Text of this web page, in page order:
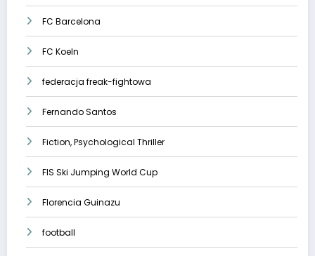
FC Barcelona
FC Koeln
federacja freak-fightowa
Fernando Santos
Fiction, Psychological Thriller
FIS Ski Jumping World Cup
Florencia Guinazu
football